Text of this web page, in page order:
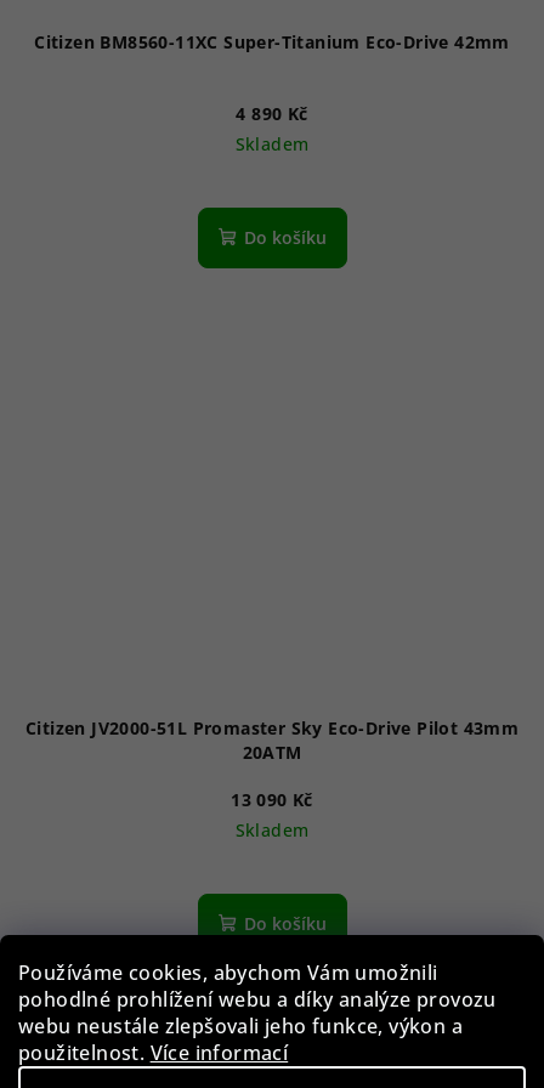
Používáme cookies, abychom Vám umožnili
pohodlné prohlížení webu a díky analýze provozu
webu neustále zlepšovali jeho funkce, výkon a
použitelnost. Více informací
Citizen BM8560-11XC Super-Titanium Eco-Drive 42mm
4 890 Kč
Skladem
hodnocení
produktu
Do košíku
Citizen JV2000-51L Promaster Sky Eco-Drive Pilot 43mm
20ATM
13 090 Kč
Skladem
Do košíku
Akce